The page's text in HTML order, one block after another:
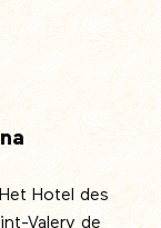
Hotel des
Valery de